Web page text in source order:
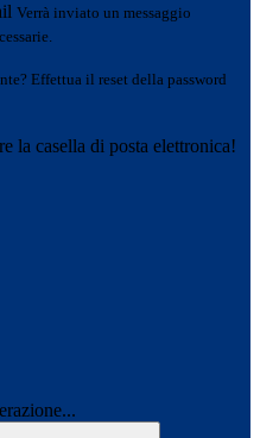
Verrà inviato un messaggio
Effettua il reset della password
la casella di posta elettronica!